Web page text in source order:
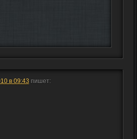
в 09:43 пишет: